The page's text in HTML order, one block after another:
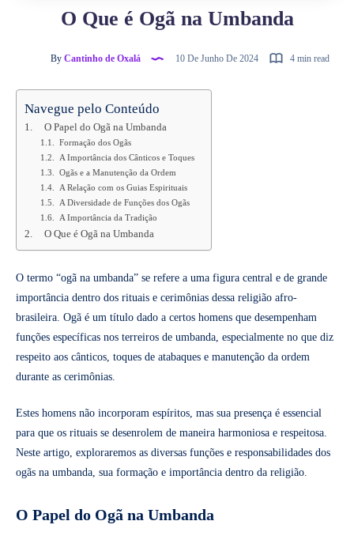
O Que é Ogã na Umbanda
By Cantinho de Oxalá 10 De Junho De 2024 4 min read
Navegue pelo Conteúdo
O Papel do Ogã na Umbanda
Formação dos Ogãs
A Importância dos Cânticos e Toques
Ogãs e a Manutenção da Ordem
A Relação com os Guias Espirituais
A Diversidade de Funções dos Ogãs
A Importância da Tradição
O Que é Ogã na Umbanda
O termo “ogã na umbanda” se refere a uma figura central e de grande
importância dentro dos rituais e cerimônias dessa religião afro-
brasileira. Ogã é um título dado a certos homens que desempenham
funções específicas nos terreiros de umbanda, especialmente no que diz
respeito aos cânticos, toques de atabaques e manutenção da ordem
durante as cerimônias.
Estes homens não incorporam espíritos, mas sua presença é essencial
para que os rituais se desenrolem de maneira harmoniosa e respeitosa.
Neste artigo, exploraremos as diversas funções e responsabilidades dos
ogãs na umbanda, sua formação e importância dentro da religião.
O Papel do Ogã na Umbanda